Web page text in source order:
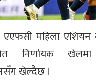
एएफसी महिला
निर्णायक
खेल्दैछ ।